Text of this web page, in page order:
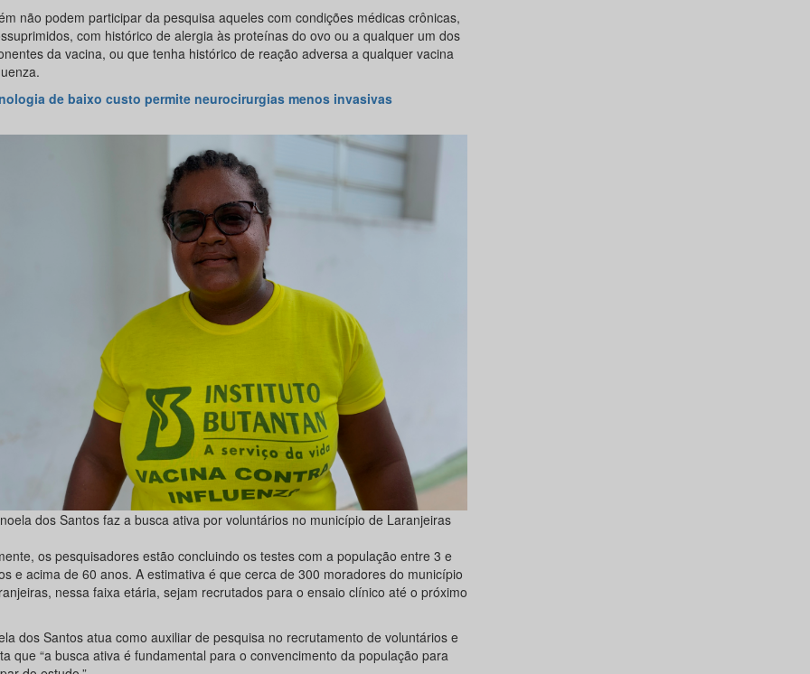
não podem participar da pesquisa aqueles com condições médicas crônicas,
com histórico de alergia às proteínas do ovo ou a qualquer um dos
da vacina, ou que tenha histórico de reação adversa a qualquer vacina
de baixo custo permite neurocirurgias menos invasivas
dos Santos faz a busca ativa por voluntários no município de Laranjeiras
os pesquisadores estão concluindo os testes com a população entre 3 e
e acima de 60 anos. A estimativa é que cerca de 300 moradores do município
nessa faixa etária, sejam recrutados para o ensaio clínico até o próximo
dos Santos atua como auxiliar de pesquisa no recrutamento de voluntários e
que “a busca ativa é fundamental para o convencimento da população para